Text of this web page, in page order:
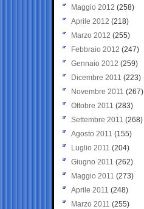
Maggio 2012 (258)
Aprile 2012 (218)
Marzo 2012 (255)
Febbraio 2012 (247)
Gennaio 2012 (259)
Dicembre 2011 (223)
Novembre 2011 (267)
Ottobre 2011 (283)
Settembre 2011 (268)
Agosto 2011 (155)
Luglio 2011 (204)
Giugno 2011 (262)
Maggio 2011 (273)
Aprile 2011 (248)
Marzo 2011 (255)